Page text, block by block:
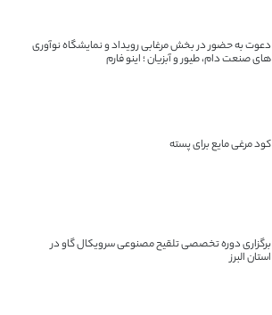
دعوت به حضور در بخش مرغابی رویداد و نمایشگاه نوآوری
های صنعت دام، طیور و آبزیان ؛ اینو فارم
کود مرغی مایع برای پسته
برگزاری دوره تخصصی تلقیح مصنوعی سرویکال گاو در
استان البرز